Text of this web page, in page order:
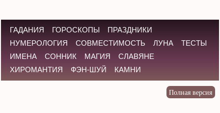
ГАДАНИЯ ГОРОСКОПЫ
ПРАЗДНИКИ
НУМЕРОЛОГИЯ
СОВМЕСТИМОСТЬ ЛУНА
ТЕСТЫ
ИМЕНА
СОННИК МАГИЯ
СЛАВЯНЕ
ХИРОМАНТИЯ
ФЭН-ШУЙ КАМНИ